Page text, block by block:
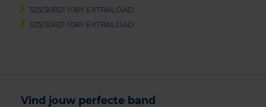
325/30R21 108Y EXTRALOAD
325/30R21 108Y EXTRALOAD
Vind jouw perfecte band